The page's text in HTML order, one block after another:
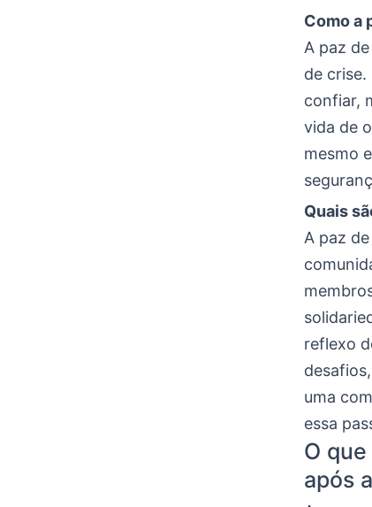
Como a
A paz
de
confiar,
vida de
mesmo
Quais
A paz
reflexo
uma
essa
O
após